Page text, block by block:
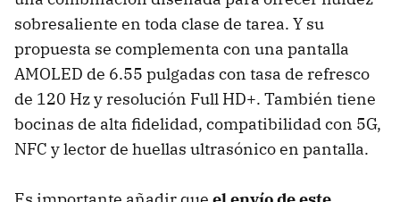
sobresaliente en toda clase de tarea. Y su
propuesta se complementa con una pantalla
AMOLED de 6.55 pulgadas con tasa de refresco
de 120 Hz y resolución Full HD+. También tiene
bocinas de alta fidelidad, compatibilidad con 5G,
NFC y lector de huellas ultrasónico en pantalla.